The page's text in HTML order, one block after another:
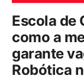
Escola de
como a
garante
Robótica